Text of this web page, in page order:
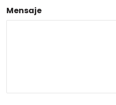
Mensaje